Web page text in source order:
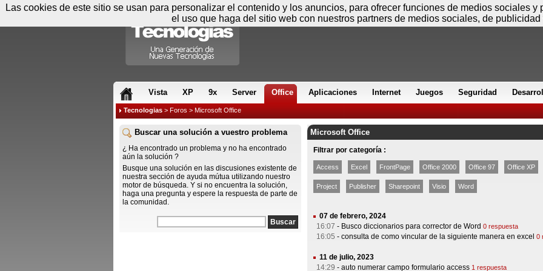
Vista XP 9x Server Office Aplicaciones Internet Juegos Seguridad
Tecnologias > Foros > Microsoft Office
Buscar una solución a vuestro problema
¿ Ha encontrado un problema y no ha encontrado
aún la solución ?
Busque una solución en las discusiones existente de
nuestra sección de ayuda mútua utilizando nuestro
motor de búsqueda. Y si no encuentra la solución,
haga una pregunta y espere la respuesta de parte de
la comunidad.
Microsoft Office
Filtrar por categoría :
Access Excel FrontPage Office 2000 Office 97 Office XP
Project Publisher Sharepoint Visio Word
07 de febrero, 2024
16:07 - Busco diccionarios para corrector de Word 0 respuesta
16:05 - consulta de como vincular de la siguiente manera en excel 0
11 de julio, 2023
14:29 - auto numerar campo formulario access 1 respuesta
Las cookies de este sitio se usan para personalizar el contenido y los anuncios, para ofrecer funciones de medios sociales
el uso que haga del sitio web con nuestros partners de medios sociales, de